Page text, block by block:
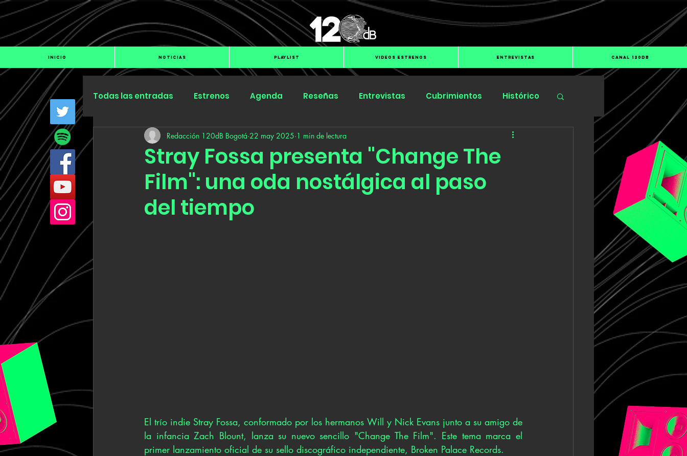
INICIO NOTICIAS PLAYLIST VIDEOS ESTRENOS ENTREVISTAS CANAL 120dB
Todas las entradas Estrenos Agenda Reseñas Entrevistas Cubrimientos Histórico
Industria Especiales Submit Hub Groover
Stray Fossa presenta "Change The
Film": una oda nostálgica al paso
del tiempo
Redacción 120dB Bogotá 22 may 2025 1 min de lectura
El trío indie Stray Fossa, conformado por los hermanos Will y Nick Evans junto a su amigo de
la infancia Zach Blount, lanza su nuevo sencillo "Change The Film". Este tema marca el
primer lanzamiento oficial de su sello discográfico independiente, Broken Palace Records.